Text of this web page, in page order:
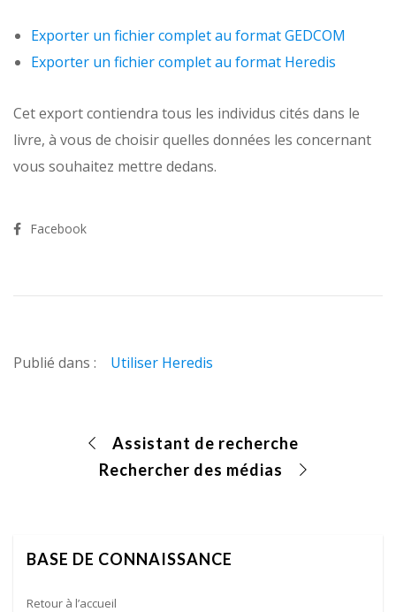
Exporter un fichier complet au format GEDCOM
Exporter un fichier complet au format Heredis
Cet export contiendra tous les individus cités dans le
livre, à vous de choisir quelles données les concernant
vous souhaitez mettre dedans.
Facebook
Publié dans : Utiliser Heredis
Assistant de recherche
Rechercher des médias
BASE DE CONNAISSANCE
Retour à l’accueil